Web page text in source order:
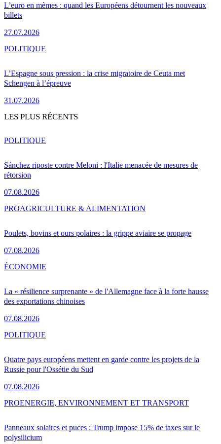
L’euro en mèmes : quand les Européens détournent les nouveaux
billets
27.07.2026
L’Espagne sous pression : la crise migratoire de Ceuta met
Schengen à l’épreuve
31.07.2026
POLITIQUE
LES PLUS RÉCENTS
Sánchez riposte contre Meloni : l'Italie menacée de mesures de
rétorsion
07.08.2026
POLITIQUE
Poulets, bovins et ours polaires : la grippe aviaire se propage
07.08.2026
PROAGRICULTURE & ALIMENTATION
La « résilience surprenante » de l'Allemagne face à la forte hausse
des exportations chinoises
07.08.2026
ÉCONOMIE
Quatre pays européens mettent en garde contre les projets de la
Russie pour l'Ossétie du Sud
07.08.2026
POLITIQUE
Panneaux solaires et puces : Trump impose 15% de taxes sur le
polysilicium
PROENERGIE, ENVIRONNEMENT ET TRANSPORT